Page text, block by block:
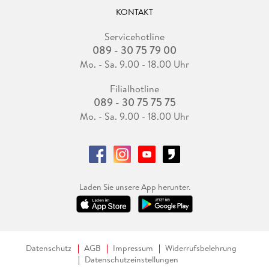
KONTAKT
Servicehotline
089 - 30 75 79 00
Mo. - Sa. 9.00 - 18.00 Uhr
Filialhotline
089 - 30 75 75 75
Mo. - Sa. 9.00 - 18.00 Uhr
Laden Sie unsere App herunter.
Datenschutz AGB Impressum
Widerrufsbelehrung
Datenschutzeinstellungen